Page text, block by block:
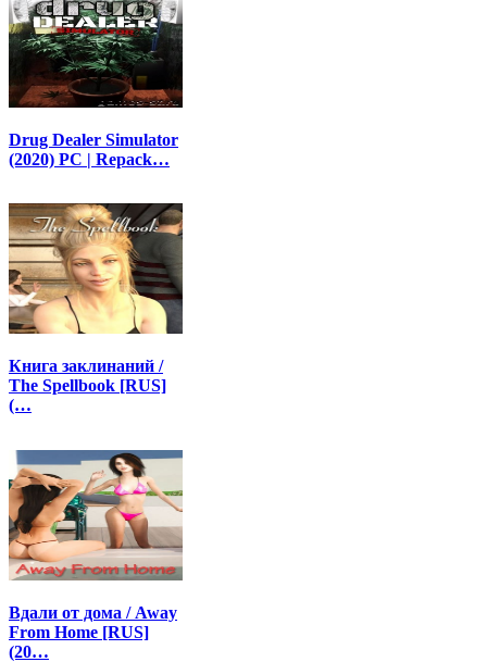
Drug Dealer Simulator
(2020) PC | Repack…
Книга заклинаний /
The Spellbook [RUS]
(…
Вдали от дома / Away
From Home [RUS]
(20…